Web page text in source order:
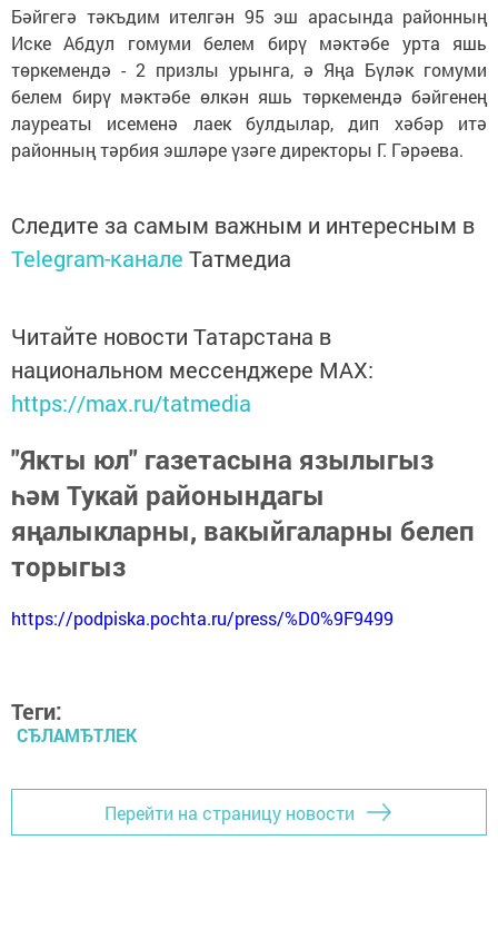
Бәйгегә тәкъдим ителгән 95 эш арасында районның
Иске Абдул гомуми белем бирү мәктәбе урта яшь
төркемендә - 2 призлы урынга, ә Яңа Бүләк гомуми
белем бирү мәктәбе өлкән яшь төркемендә бәйгенең
лауреаты исеменә лаек булдылар, дип хәбәр итә
районның тәрбия эшләре үзәге директоры Г. Гәрәева.
Следите за самым важным и интересным в
Telegram-канале Татмедиа
Читайте новости Татарстана в
национальном мессенджере MАХ:
https://max.ru/tatmedia
"Якты юл" газетасына язылыгыз
һәм Тукай районындагы
яңалыкларны, вакыйгаларны белеп
торыгыз
https://podpiska.pochta.ru/press/%D0%9F9499
Теги:
СЂЛАМЂТЛЕК
Перейти на страницу новости